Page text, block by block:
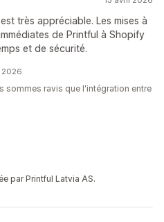
très appréciable. Les mises à
de Printful à Shopify
et de sécurité.
2026
sommes ravis que l'intégration entre
par Printful Latvia AS.